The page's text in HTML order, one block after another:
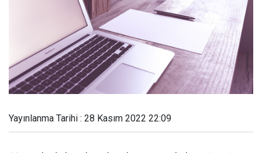
Yayınlanma Tarihi : 28 Kasım 2022 22:09